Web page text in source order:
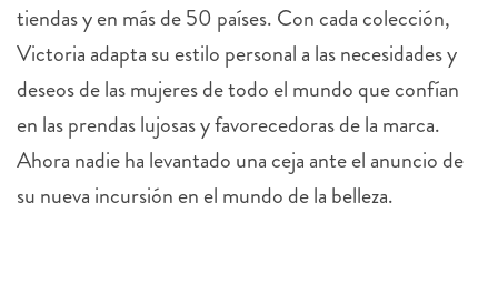
tiendas y en más de 50 países. Con cada colección,
Victoria adapta su estilo personal a las necesidades y
deseos de las mujeres de todo el mundo que confían
en las prendas lujosas y favorecedoras de la marca.
Ahora nadie ha levantado una ceja ante el anuncio de
su nueva incursión en el mundo de la belleza.